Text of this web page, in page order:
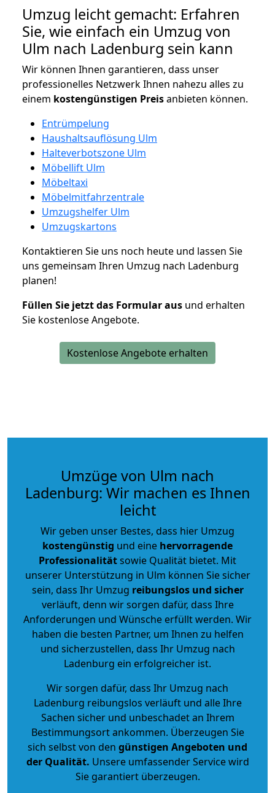
Umzug leicht gemacht: Erfahren
Sie, wie einfach ein Umzug von
Ulm nach Ladenburg sein kann
Wir können Ihnen garantieren, dass unser
professionelles Netzwerk Ihnen nahezu alles zu
einem kostengünstigen Preisanbieten können.
Entrümpelung
Haushaltsauflösung Ulm
Halteverbotszone Ulm
Möbellift Ulm
Möbeltaxi
Möbelmitfahrzentrale
Umzugshelfer Ulm
Umzugskartons
Kontaktieren Sie uns noch heute und lassen Sie
uns gemeinsam Ihren Umzug nach Ladenburg
planen!
Füllen Sie jetzt das Formular aus und erhalten
Sie kostenlose Angebote.
Kostenlose Angebote erhalten
Umzüge von Ulm nach
Ladenburg: Wir machen es Ihnen
leicht
Wir geben unser Bestes, dass hier Umzug
kostengünstig und eine hervorragende
Professionalitätsowie Qualität bietet. Mit
unserer Unterstützung in Ulm können Sie sicher
sein, dass Ihr Umzug reibungslos und sicher
verläuft, denn wir sorgen dafür, dass Ihre
Anforderungen und Wünsche erfüllt werden. Wir
haben die besten Partner, um Ihnen zu helfen
und sicherzustellen, dass Ihr Umzug nach
Ladenburg ein erfolgreicher ist.
Wir sorgen dafür, dass Ihr Umzug nach
Ladenburg reibungslos verläuft und alle Ihre
Sachen sicher und unbeschadet an Ihrem
Bestimmungsort ankommen. Überzeugen Sie
sich selbst von den günstigen Angeboten und
der Qualität. Unsere umfassender Service wird
Sie garantiert überzeugen.